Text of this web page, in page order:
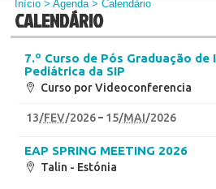
Início >Agenda> Calendário
CALENDÁRIO
7.º Curso de Pós Graduação
Pediátrica da SIP
Curso por Videoconferencia
13/FEV/2026 15/MAI/2026
EAP SPRING MEETING 2026
Talin - Estónia